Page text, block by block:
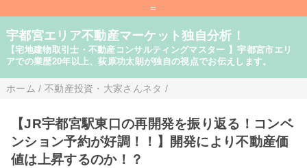
=
宇都宮エリア不動産マーケット独自分析！
【宅地建物取引士・不動産コンサルティングマスター 】宇都宮市エリ
アでの業歴20年以上、荻原功太朗が独自の視点でお伝えします。
ホーム / 不動産投資・大家さんネタ /
【JR宇都宮駅東口の再開発を振り返る！コンベ
ンション予約が好調！！】開発により不動産価
値は上昇するのか！？